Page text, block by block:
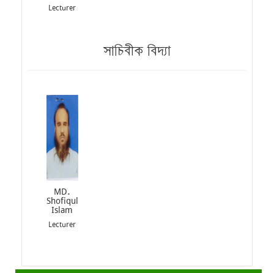
Lecturer
সাচিবীক বিদ্যা
MD.
Shofiqul
Islam
Lecturer